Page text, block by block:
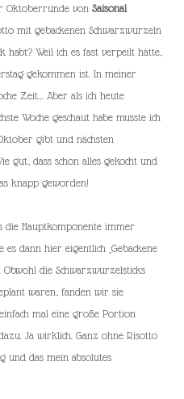
Oktoberrunde von Saisonal
mit gebackenen Schwarzwurzeln
Weil ich es fast verpeilt hätte,
gekommen ist. In meiner
Zeit… Aber als ich heute
Woche geschaut habe musste ich
gibt und nächsten
gut, dass schon alles gekocht und
knapp geworden!
die Hauptkomponente immer
dann hier eigentlich „Gebackene
die Schwarzwurzelsticks
waren, fanden wir sie
mal eine große Portion
Ja wirklich. Ganz ohne Risotto
und das mein absolutes